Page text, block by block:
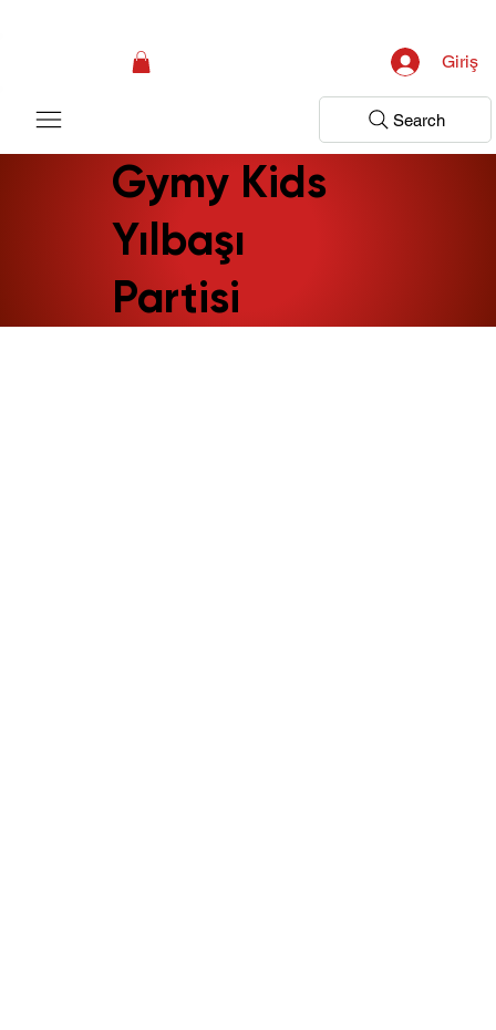
Giriş
Search
Gymy Kids
Yılbaşı
Partisi